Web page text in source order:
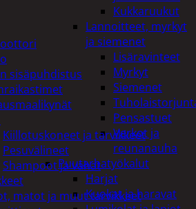
Kukkaruukut
Lannoitteet, myrkyt
ja siemenet
Lisäravinteet
Myrkyt
Siemenet
Pensastuet
Verkot ja
reunanauha
Puutarhatyökalut
Harjat
Kuokat ja haravat
sisäpuhdistus
Kiillotuskoneet ja tarvikkeet
Pesuvälineet
Shampoot ja vahat
matot ja muut tarvikkeet